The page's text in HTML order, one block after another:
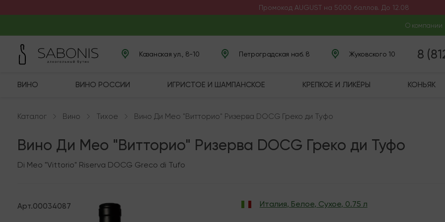
Промокод AUGUST на 5000 баллов. До 12.08
О компании
Казанская ул., 8-10 Петроградская наб. 8 Жуковского 10 8
ВИНО ВИНО РОССИИ ИГРИСТОЕ И ШАМПАНСКОЕ КРЕПКОЕ И ЛИКЁРЫ КОНЬЯК
Каталог Вино Тихое Вино Ди Мео "Витторио" Ризерва DOCG Греко ди Туфо
Вино Ди Мео "Витторио" Ризерва DOCG Греко ди Туфо
Di Meo "Vittorio" Riserva DOCG Greco di Tufo
Арт.00034087 Италия, Белое, Сухое, 0.75 л